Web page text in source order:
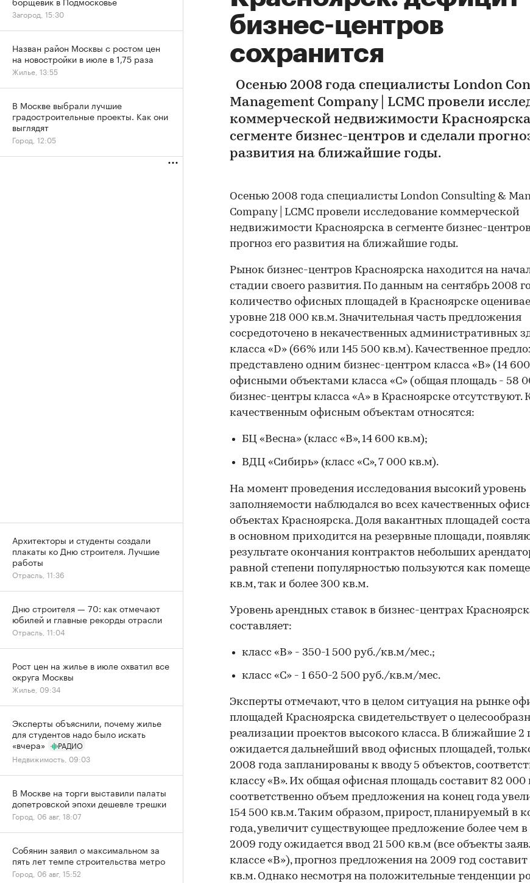
бизнес-центров
сохранится
Осенью 2008 года специалисты London
Management Company | LCMC провели
коммерческой недвижимости
сегменте бизнес-центров и сделали
развития на ближайшие годы.
Осенью 2008 года специалисты London Consulting &
Company | LCMC провели исследование коммерческой
недвижимости Красноярска в сегменте бизнес-
прогноз его развития на ближайшие годы.
Рынок бизнес-центров Красноярска находится на
стадии своего развития. По данным на сентябрь 2008
количество офисных площадей в Красноярске
уровне 218 000 кв.м. Значительная часть предложения
сосредоточено в некачественных административных
класса «D» (66% или 145 500 кв.м). Качественное
представлено одним бизнес-центром класса «B» (14
офисными объектами класса «C» (общая площадь - 58
бизнес-центры класса «А» в Красноярске отсутствуют.
качественным офисным объектам относятся:
БЦ «Весна» (класс «B», 14 600 кв.м);
ВДЦ «Сибирь» (класс «C», 7 000 кв.м).
На момент проведения исследования высокий уровень
заполняемости наблюдался во всех качественных
объектах Красноярска. Доля вакантных площадей
в основном приходится на резервные площади,
результате окончания контрактов небольших
равной степени популярностью пользуются как
кв.м, так и более 300 кв.м.
Уровень арендных ставок в бизнес-центрах
составляет:
класс «B» - 350-1 500 руб./кв.м/мес.;
класс «C» - 1 650-2 500 руб./кв.м/мес.
Эксперты отмечают, что в целом ситуация на рынке
площадей Красноярска свидетельствует о
реализации проектов высокого класса. В ближайшие 2
ожидается дальнейший ввод офисных площадей,
2008 года запланированы к вводу 5 объектов,
классу «B». Их общая офисная площадь составит 82 000
соответственно объем предложения на конец года
154 500 кв.м. Таким образом, прирост, планируемый в
года, увеличит существующее предложение более чем в
2009 году ожидается ввод 21 500 кв.м (все объекты
классе «B»), прогноз предложения на 2009 год составит
кв.м. Однако несмотря на положительные тенденции
Загород, 15:30
Назван район Москвы с ростом цен
на новостройки в июле в 1,75 раза
Жилье, 13:55
В Москве выбрали лучшие
градостроительные проекты. Как они
выглядят
Город, 12:05
Архитекторы и студенты создали
плакаты ко Дню строителя. Лучшие
работы
Отрасль, 11:36
Дню строителя — 70: как отмечают
юбилей и главные рекорды отрасли
Отрасль, 11:04
Рост цен на жилье в июле охватил все
округа Москвы
Жилье, 09:34
Эксперты объяснили, почему жилье
для студентов надо было искать
«вчера»
РАДИО
Недвижимость, 09:03
В Москве на торги выставили палаты
допетровской эпохи дешевле трешки
Город, 06 авг, 18:07
Собянин заявил о максимальном за
пять лет темпе строительства метро
Город, 06 авг, 15:52